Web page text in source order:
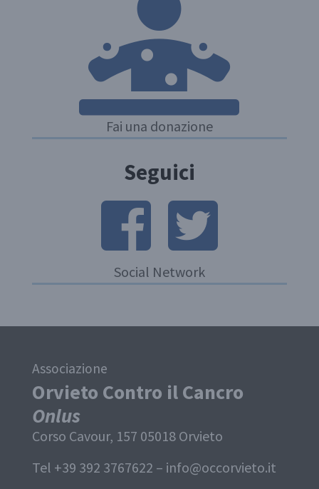
Fai una donazione
Seguici
Social Network
Associazione
Orvieto Contro il Cancro
Onlus
Corso Cavour, 157 05018 Orvieto
Tel +39 392 3767622 – info@occorvieto.it